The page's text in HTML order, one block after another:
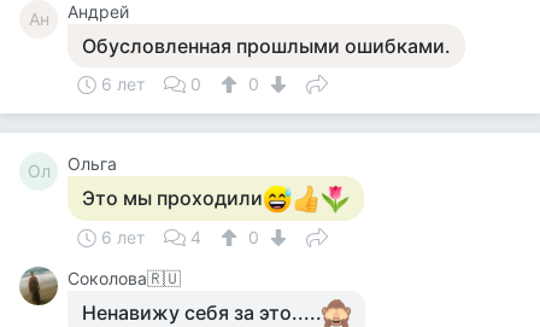
Ан Андрей
Обусловленная прошлыми ошибками.
6 лет 0 0
Ол Ольга
Это мы проходили
6 лет 4
0
Соколова🇷🇺
Ненавижу себя за это.....